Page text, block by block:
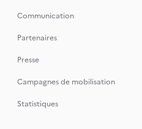
Communication
Partenaires
Presse
Campagnes de mobilisation
Statistiques